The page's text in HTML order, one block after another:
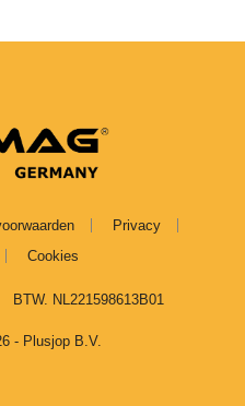
Privacy
Cookies
BTW. NL221598613B01
- Plusjop B.V.